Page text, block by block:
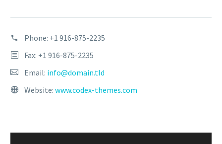
Phone: +1 916-875-2235
Fax: +1 916-875-2235
Email: info@domain.tld
Website: www.codex-themes.com